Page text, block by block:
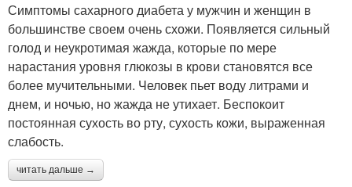
Симптомы сахарного диабета у мужчин и женщин в
большинстве своем очень схожи. Появляется сильный
голод и неукротимая жажда, которые по мере
нарастания уровня глюкозы в крови становятся все
более мучительными. Человек пьет воду литрами и
днем, и ночью, но жажда не утихает. Беспокоит
постоянная сухость во рту, сухость кожи, выраженная
слабость.
читать дальше →